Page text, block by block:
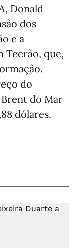
Donald
dos
e a
Teerão, que,
do
do Mar
dólares.